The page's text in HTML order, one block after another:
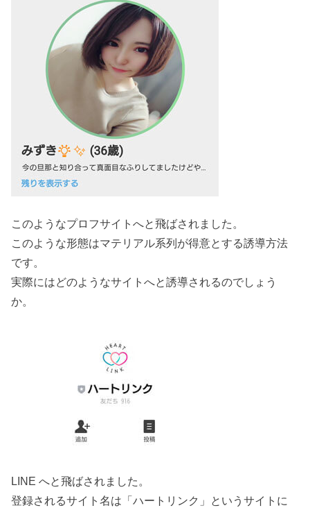
このようなプロフサイトへと飛ばされました。
このような形態はマテリアル系列が得意とする誘導方法
です。
実際にはどのようなサイトへと誘導されるのでしょう
か。
LINE へと飛ばされました。
登録されるサイト名は「ハートリンク」というサイトに